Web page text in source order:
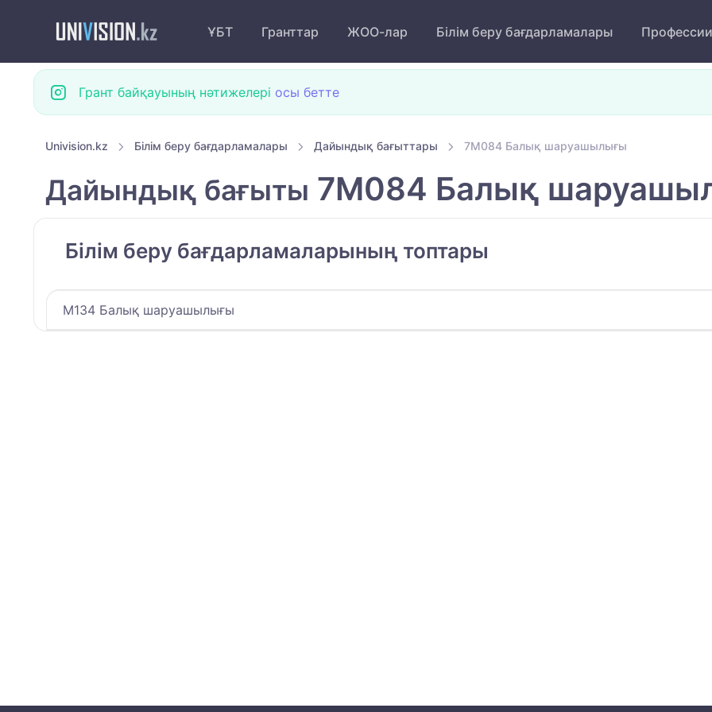
ҰБТ Гранттар ЖОО-лар Білім беру бағдарламалары Профессии
Грант байқауының нәтижелері осы бетте
Univision.kz Білім беру бағдарламалары Дайындық бағыттары 7M084 Балық шаруашылығы
Дайындық бағыты 7M084 Балық
Білім беру бағдарламаларының топтары
M134 Балық шаруашылығы